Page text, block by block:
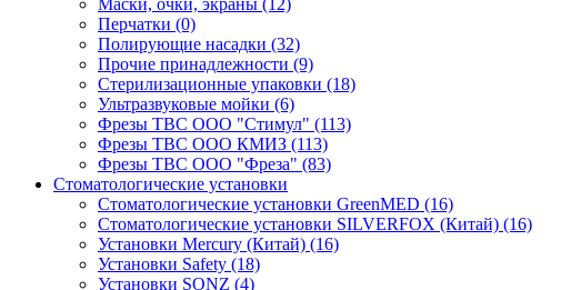
Перчатки (0)
Полирующие насадки (32)
Прочие принадлежности (9)
Стерилизационные упаковки (18)
Ультразвуковые мойки (6)
Фрезы ТВС ООО "Стимул" (113)
Фрезы ТВС ООО КМИЗ (113)
Фрезы ТВС ООО "Фреза" (83)
Стоматологические установки
Стоматологические установки GreenMED (16)
Стоматологические установки SILVERFOX (Китай) (16)
Установки Mercury (Китай) (16)
Установки Safety (18)
Установки SONZ (4)